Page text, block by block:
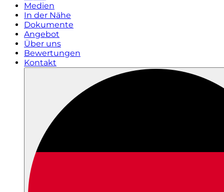
Medien
In der Nähe
Dokumente
Angebot
Über uns
Bewertungen
Kontakt